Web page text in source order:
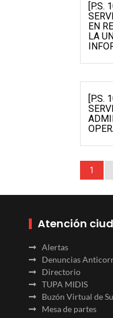
[P.S.
EN
LA
[P.S.
1
Atención
Alertas
Denuncias
Directorio
TUPA MIDIS
Buzón Virtual de
Mesa de partes